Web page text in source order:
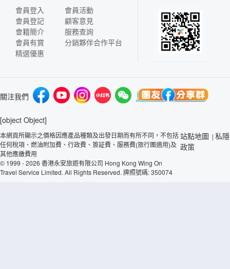
會員登入
會員登記
會籍簡介
會員有賞
精選優惠
會員活動
顧客意見
服務查詢
分銷夥伴合作平台
關注我們
[object Object]
本網頁所顯示之價格因應產品種類及出發日期而有所不同，不包括
任何稅項、燃油附加費、行政費、簽証費、服務費(旅行團適用)及
其他應繳費用
© 1999 - 2026 香港永安旅遊有限公司 Hong Kong Wing On
Travel Service Limited. All Rights Reserved. 牌照號碼: 350074
站點地圖 | 私隱
政策